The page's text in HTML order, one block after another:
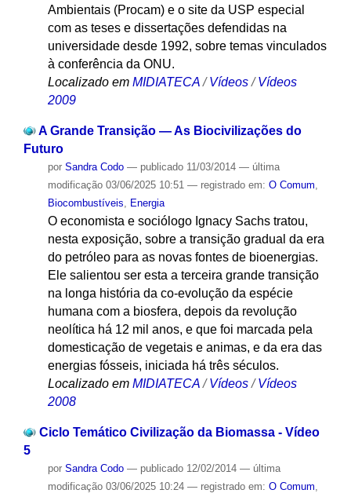
Ambientais (Procam) e o site da USP especial
com as teses e dissertações defendidas na
universidade desde 1992, sobre temas vinculados
à conferência da ONU.
Localizado em MIDIATECA /Vídeos /Vídeos
2009
A Grande Transição — As Biocivilizações do
Futuro
por Sandra Codo — publicado11/03/2014 — última
modificação03/06/2025 10:51 — registrado em: O Comum
Biocombustíveis
Energia
O economista e sociólogo Ignacy Sachs tratou,
nesta exposição, sobre a transição gradual da era
do petróleo para as novas fontes de bioenergias.
Ele salientou ser esta a terceira grande transição
na longa história da co-evolução da espécie
humana com a biosfera, depois da revolução
neolítica há 12 mil anos, e que foi marcada pela
domesticação de vegetais e animas, e da era das
energias fósseis, iniciada há três séculos.
Localizado em MIDIATECA /Vídeos /Vídeos
2008
Ciclo Temático Civilização da Biomassa - Vídeo
5
por Sandra Codo — publicado12/02/2014 — última
modificação03/06/2025 10:24 — registrado em: O Comum